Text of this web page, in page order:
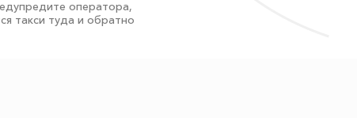
оператора,
такси туда и обратно